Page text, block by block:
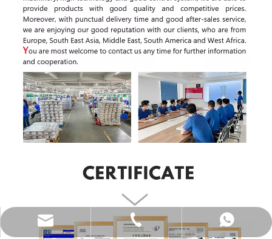
katy@jmhomemaster.com
+86-750-3318790
WhatsApp